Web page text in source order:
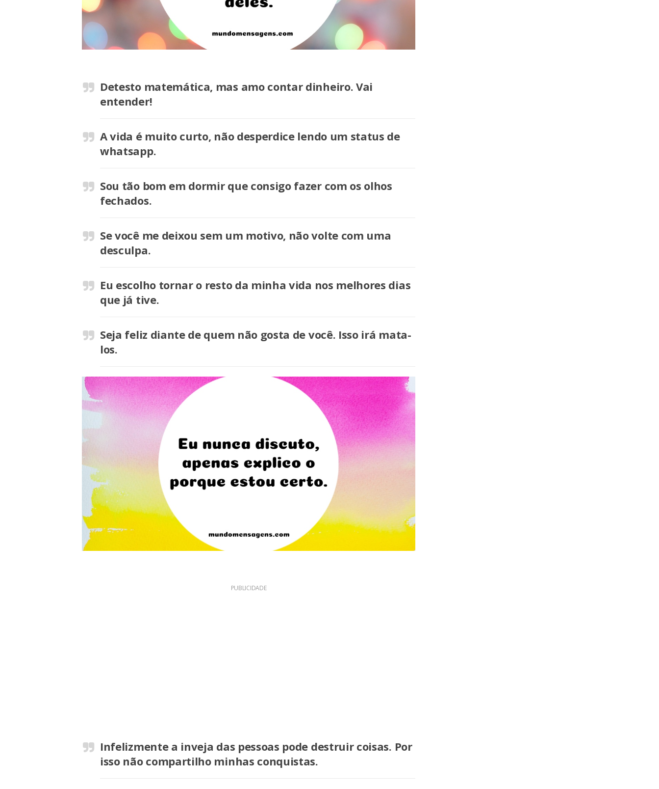
Detesto matemática, mas amo contar dinheiro. Vai
entender!
A vida é muito curto, não desperdice lendo um status de
whatsapp.
Sou tão bom em dormir que consigo fazer com os olhos
fechados.
Se você me deixou sem um motivo, não volte com uma
desculpa.
Eu escolho tornar o resto da minha vida nos melhores dias
que já tive.
Seja feliz diante de quem não gosta de você. Isso irá mata-
los.
PUBLICIDADE
Infelizmente a inveja das pessoas pode destruir coisas. Por
isso não compartilho minhas conquistas.